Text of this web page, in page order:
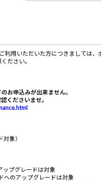
用いただいた方につきましては
ださい。
お申込みが出来ません。
くださいませ。
象）
ップグレードは対象
へのアップグレードは対象